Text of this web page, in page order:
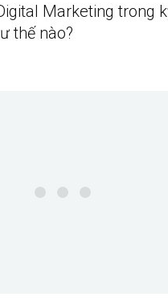
Marketing trong
thế nào?